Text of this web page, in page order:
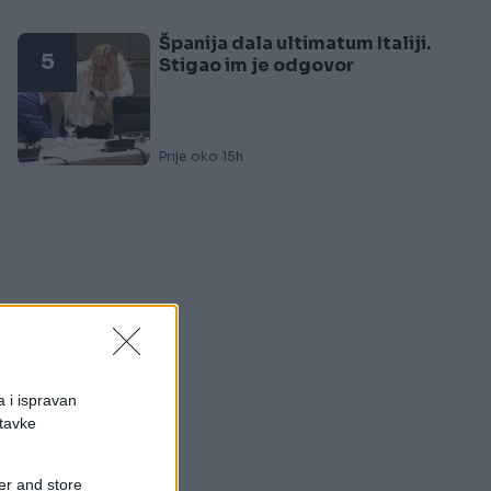
i ispravan
and store
5
Španija dala ultimatum Italiji.
Stigao im je odgovor
Prije oko 15h